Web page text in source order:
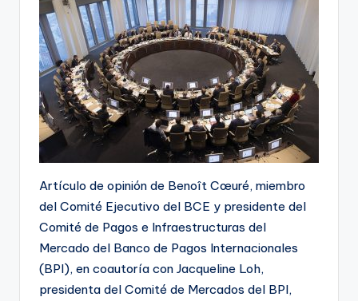
Artículo de opinión de Benoît Cœuré, miembro
del Comité Ejecutivo del BCE y presidente del
Comité de Pagos e Infraestructuras del
Mercado del Banco de Pagos Internacionales
(BPI), en coautoría con Jacqueline Loh,
presidenta del Comité de Mercados del BPI,